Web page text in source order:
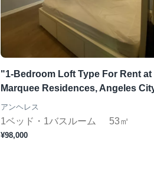
"1-Bedroom Loft Type For Rent at
Marquee Residences, Angeles
アンヘレス
1ベッド・1バスルーム 53㎡
¥98,000